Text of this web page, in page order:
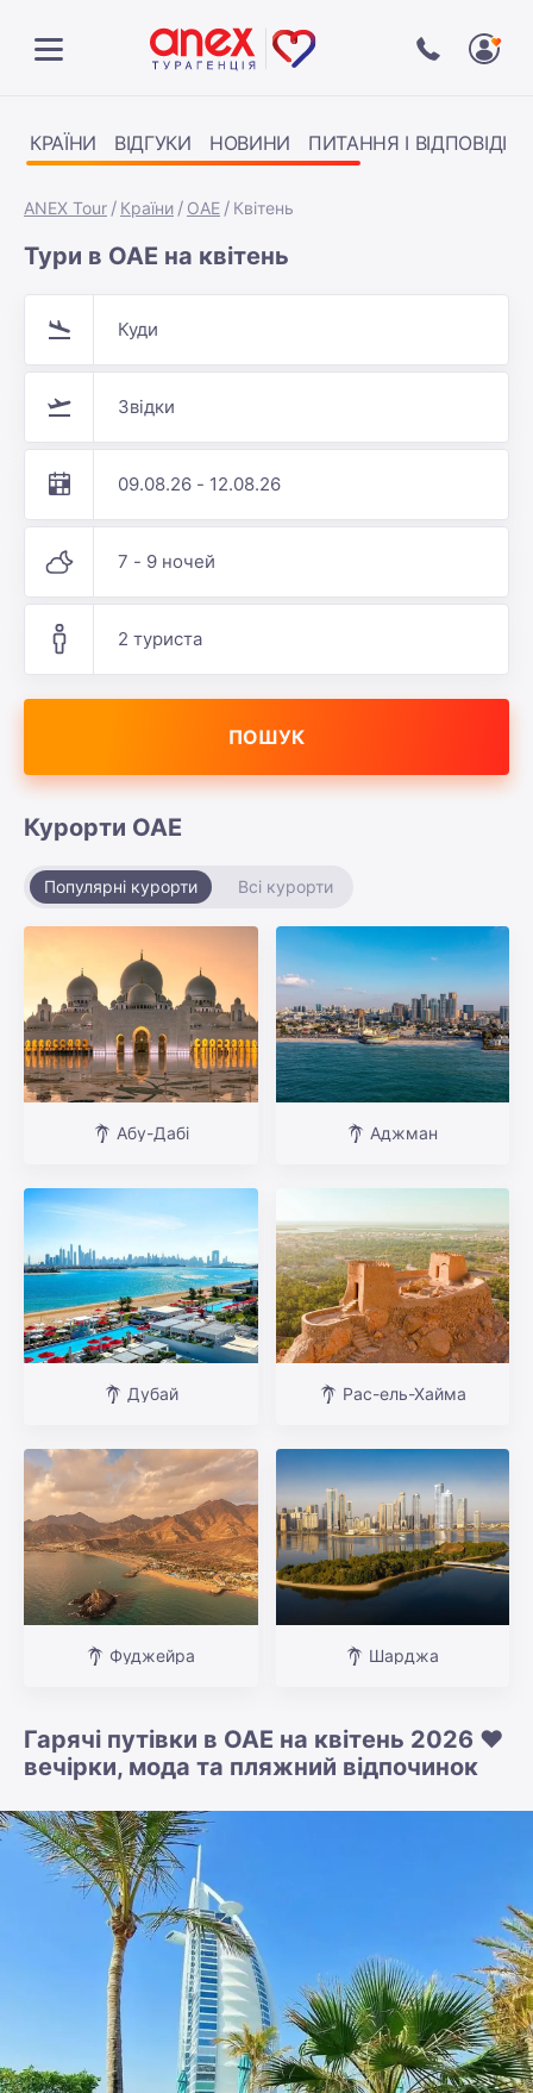
КРАЇНИ ВІДГУКИ НОВИНИ ПИТАННЯ І ВІДПОВІДІ
ANEX Tour Країни ОАЕ Квітень
Тури в ОАЕ на квітень
Куди
Звідки
09.08.26 - 12.08.26
7 - 9 ночей
2 туриста
ПОШУК
Курорти ОАЕ
Популярні курорти Всі курорти
Абу-Дабі Аджман
Дубай Рас-ель-Хайма
Фуджейра Шарджа
Гарячі путівки в ОАЕ на квітень 2026 ❤️
вечірки, мода та пляжний відпочинок